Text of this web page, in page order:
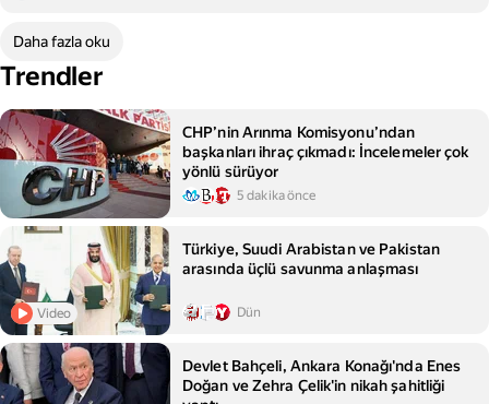
Daha fazla oku
Trendler
CHP’nin Arınma Komisyonu’ndan
başkanları ihraç çıkmadı: İncelemeler çok
yönlü sürüyor
5 dakika önce
Video
Türkiye, Suudi Arabistan ve Pakistan
arasında üçlü savunma anlaşması
Dün
Devlet Bahçeli, Ankara Konağı'nda Enes
Doğan ve Zehra Çelik'in nikah şahitliği